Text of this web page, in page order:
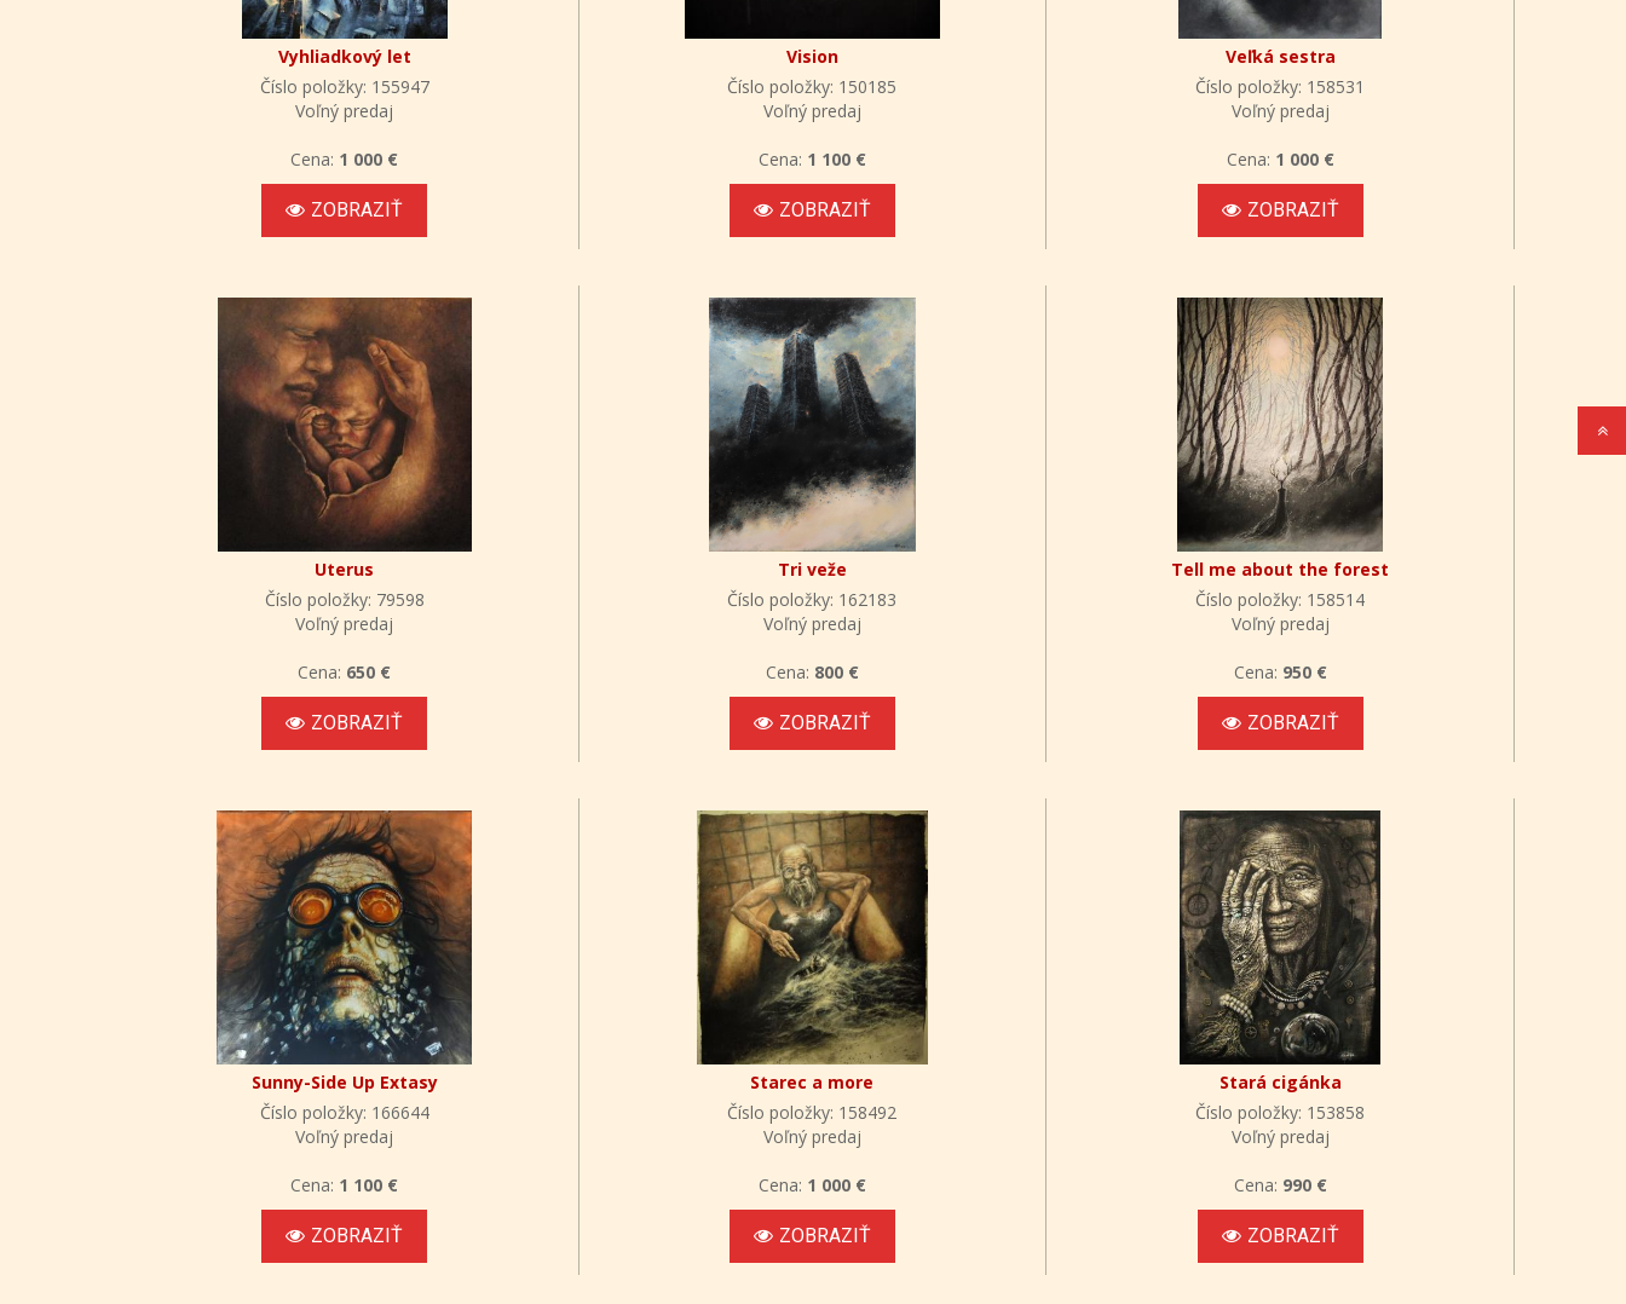
Vyhliadkový let
Číslo položky: 155947
Voľný predaj
Cena: 1 000 €
ZOBRAZIŤ
Vision
Číslo položky: 150185
Voľný predaj
Cena: 1 100 €
ZOBRAZIŤ
Veľká sestra
Číslo položky: 158531
Voľný predaj
Cena: 1 000 €
ZOBRAZIŤ
Uterus
Číslo položky: 79598
Voľný predaj
Cena: 650 €
ZOBRAZIŤ
Tri veže
Číslo položky: 162183
Voľný predaj
Cena: 800 €
ZOBRAZIŤ
Tell me about the forest
Číslo položky: 158514
Voľný predaj
Cena: 950 €
ZOBRAZIŤ
Sunny-Side Up Extasy
Číslo položky: 166644
Voľný predaj
Cena: 1 100 €
ZOBRAZIŤ
Starec a more
Číslo položky: 158492
Voľný predaj
Cena: 1 000 €
ZOBRAZIŤ
Stará cigánka
Číslo položky: 153858
Voľný predaj
Cena: 990 €
ZOBRAZIŤ